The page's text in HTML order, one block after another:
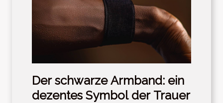
Der schwarze Armband: ein
dezentes Symbol der Trauer